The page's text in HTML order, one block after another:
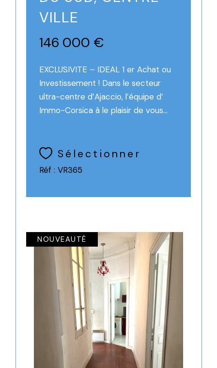
VILLE
146 000 €
EXCLUSIVITE – IDEAL 1 er Achat ou
Investissement ! Dans le secteur
ultra-centre d’Ajaccio, l’équipe d’
Immo-Corsica à le plaisir de vous...
Sélectionner
Réf : VR365
NOUVEAUTÉ